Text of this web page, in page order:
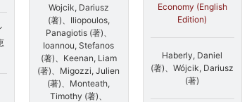
Wojcik, Dariusz
(著)、Iliopoulos,
Panagiotis (著)、
Ioannou, Stefanos
(著)、Keenan, Liam
(著)、Migozzi, Julien
(著)、Monteath,
Timothy (著)、
Economy (English
Edition)
Haberly, Daniel
(著)、Wójcik, Dariusz
(著)